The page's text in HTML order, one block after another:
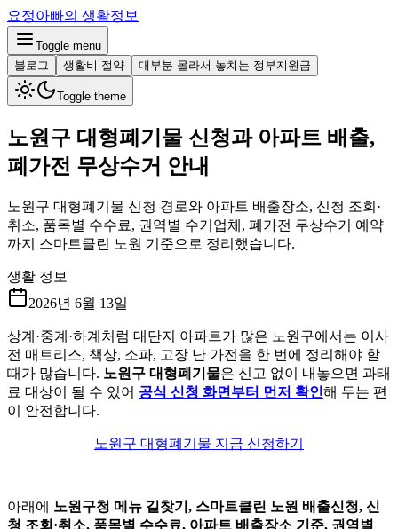
요정아빠의 생활정보
Toggle menu
블로그
생활비 절약 대부분 몰라서 놓치는 정부지원금
Toggle theme
노원구 대형폐기물 신청과 아파트 배출,
폐가전 무상수거 안내
노원구 대형폐기물 신청 경로와 아파트 배출장소, 신청 조회·
취소, 품목별 수수료, 권역별 수거업체, 폐가전 무상수거 예약
까지 스마트클린 노원 기준으로 정리했습니다.
생활 정보
2026년 6월 13일
상계·중계·하계처럼 대단지 아파트가 많은 노원구에서는 이사
전 매트리스, 책상, 소파, 고장 난 가전을 한 번에 정리해야 할
때가 많습니다. 노원구 대형폐기물은 신고 없이 내놓으면 과태
료 대상이 될 수 있어 공식 신청 화면부터 먼저 확인해 두는 편
이 안전합니다.
노원구 대형폐기물 지금 신청하기
아래에 노원구청 메뉴 길찾기, 스마트클린 노원 배출신청, 신
청 조회·취소, 품목별 수수료, 아파트 배출장소 기준, 권역별